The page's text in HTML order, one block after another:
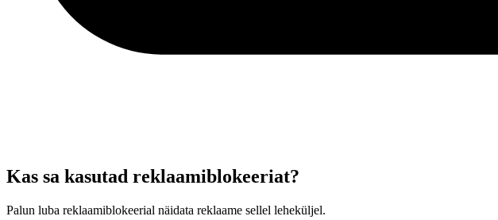
Kas sa kasutad reklaamiblokeeriat?
Palun luba reklaamiblokeerial näidata reklaame sellel leheküljel.